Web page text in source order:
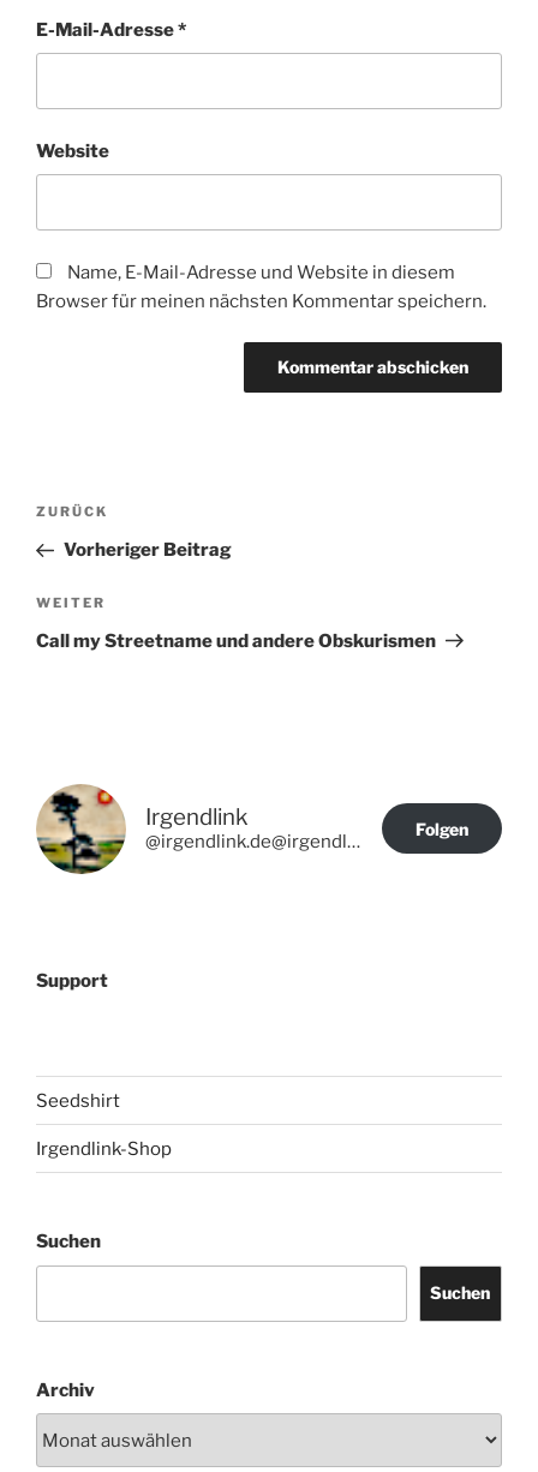
E-Mail-Adresse*
Website
Name, E-Mail-Adresse und Website in diesem
Browser für meinen nächsten Kommentar speichern.
Beitragsnavigation
Vorheriger
Beitrag
ZURÜCK
Vorheriger Beitrag
Nächster
Beitrag
WEITER
Call my Streetname und andere Obskurismen
Irgendlink
@irgendlink.de@irgendlink.de
Folgen
Support
Seedshirt
Irgendlink-Shop
Suchen
Suchen
Archiv